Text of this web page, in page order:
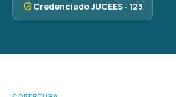
Credenciado JUCEES · 123